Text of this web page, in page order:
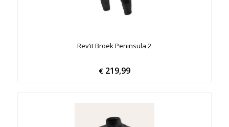
Rev’it Broek Peninsula 2
€219,99